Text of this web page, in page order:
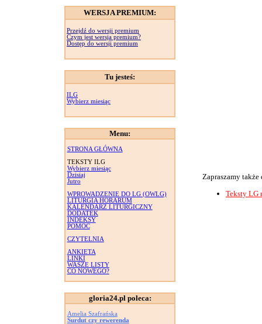
WERSJA PREMIUM:
Przejdź do wersji premium
Czym jest wersja premium?
Dostęp do wersji premium
Tu jesteś:
ILG
Wybierz miesiąc
Menu:
STRONA GŁÓWNA
TEKSTY ILG
Wybierz miesiąc
Dzisiaj
Jutro
WPROWADZENIE DO LG (OWLG)
LITURGIA HORARUM
KALENDARZ LITURGICZNY
DODATEK
INDEKSY
POMOC
CZYTELNIA
ANKIETA
LINKI
WASZE LISTY
CO NOWEGO?
gloria24.pl poleca:
Amelia Szafrańska
Surdut czy rewerenda
Zapraszamy
Teksty LG